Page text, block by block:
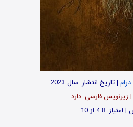
درام| تاریخ انتشار: سال 2023